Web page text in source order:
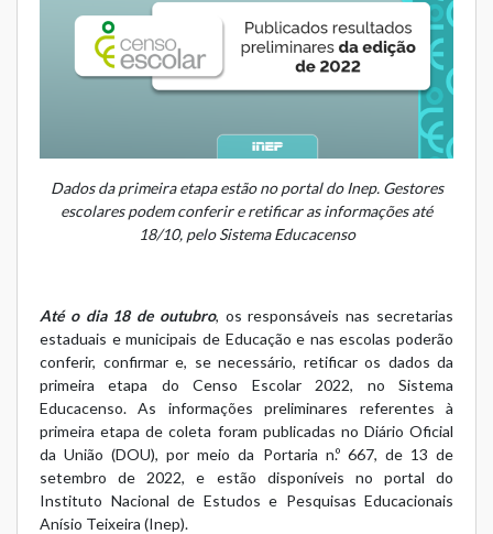
Dados da primeira etapa estão no portal do Inep. Gestores
escolares podem conferir e retificar as informações até
18/10, pelo Sistema Educacenso
Até o dia 18 de outubro, os responsáveis nas secretarias
estaduais e municipais de Educação e nas escolas poderão
conferir, confirmar e, se necessário, retificar os dados da
primeira etapa do Censo Escolar 2022, no Sistema
Educacenso. As informações preliminares referentes à
primeira etapa de coleta foram publicadas no Diário Oficial
da União (DOU), por meio da Portaria n.º 667, de 13 de
setembro de 2022, e estão disponíveis no portal do
Instituto Nacional de Estudos e Pesquisas Educacionais
Anísio Teixeira (Inep).